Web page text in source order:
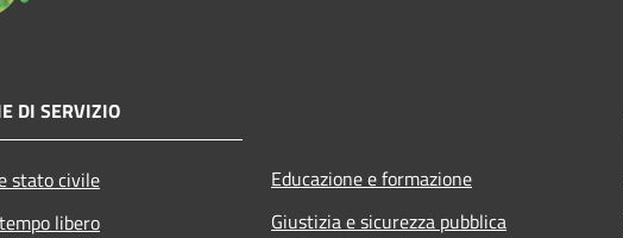
DI SERVIZIO
stato civile
libero
Educazione e formazione
Giustizia e sicurezza pubblica